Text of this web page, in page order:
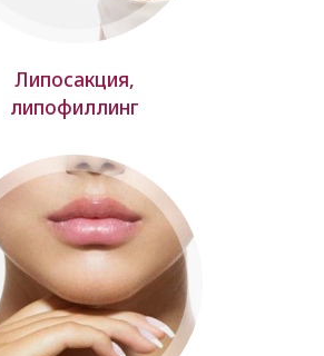
Липосакция,
липофиллинг